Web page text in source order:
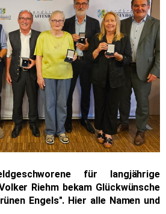
für langjährige
Riehm bekam Glückwünsche
Engels". Hier alle Namen und